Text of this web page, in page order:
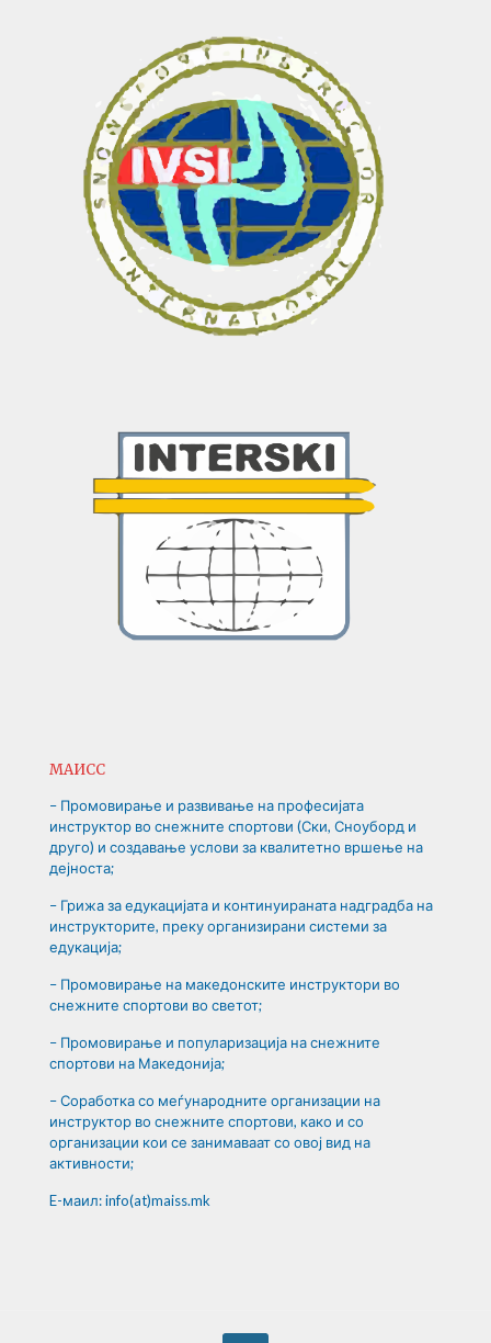
МАИСС
– Промовирање и развивање на професијата
инструктор во снежните спортови (Ски, Сноуборд и
друго) и создавање услови за квалитетно вршење на
дејноста;
– Грижа за едукацијата и континуираната надградба на
инструкторите, преку организирани системи за
едукација;
– Промовирање на македонските инструктори во
снежните спортови во светот;
– Промовирање и популаризација на снежните
спортови на Македонија;
– Соработка со меѓународните организации на
инструктор во снежните спортови, како и со
организации кои се занимаваат со овој вид на
активности;
E-маил: info(at)maiss.mk